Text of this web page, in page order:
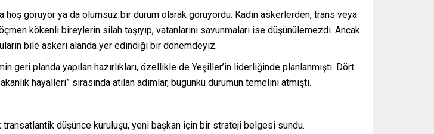
görüyor ya da olumsuz bir durum olarak görüyordu. Kadın askerlerden, trans veya
kökenli bireylerin silah taşıyıp, vatanlarını savunmaları ise düşünülemezdi. Ancak
bile askeri alanda yer edindiği bir dönemdeyiz.
geri planda yapılan hazırlıkları, özellikle de Yeşiller’in liderliğinde planlanmıştı. Dört
hayalleri” sırasında atılan adımlar, bugünkü durumun temelini atmıştı.
düşünce kuruluşu, yeni başkan için bir strateji belgesi sundu.